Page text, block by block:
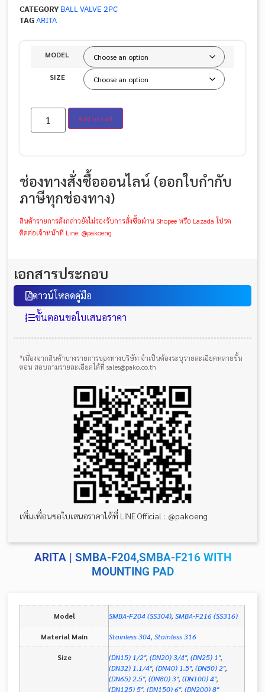
CATEGORYBALL VALVE 2PC
TAGARITA
MODEL
SIZE
Add to cart
ช่องทางสั่งซื้อออนไลน์ (ออกใบกำกับ
ภาษีทุกช่องทาง)
สินค้ารายการดังกล่าวยังไม่รองรับการสั่งซื้อผ่าน Shopee หรือ Lazada โปรด
ติดต่อเจ้าหน้าที่ Line: @pakoeng
เอกสารประกอบ
ดาวน์โหลดคู่มือ
ขั้นตอนขอใบเสนอราคา
*เนื่องจากสินค้าบางรายการของทางบริษัท จำเป็นต้องระบุรายละเอียดหลายขั้น
ตอน สอบถามรายละเอียดได้ที่ sales@pako.co.th
เพิ่มเพื่อนขอใบเสนอราคาได้ที่ LINE Official : @pakoeng
ARITA | SMBA-F204,SMBA-F216 WITH
MOUNTING PAD
Model SMBA-F204 (SS304),SMBA-F216 (SS316)
Material Main Stainless 304,Stainless 316
Size (DN15) 1/2",(DN20) 3/4",(DN25) 1",
(DN32) 1.1/4",(DN40) 1.5",(DN50) 2",
(DN65) 2.5",(DN80) 3",(DN100) 4",
(DN125) 5",(DN150) 6",(DN200) 8"